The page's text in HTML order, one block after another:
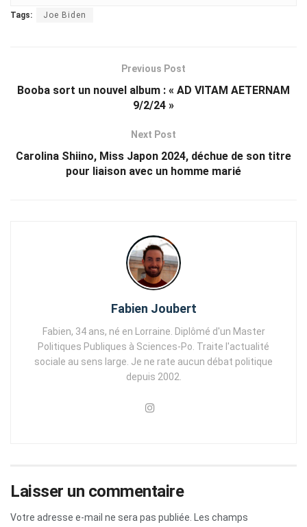
Tags: Joe Biden
Previous Post
Booba sort un nouvel album : « AD VITAM AETERNAM
9/2/24 »
Next Post
Carolina Shiino, Miss Japon 2024, déchue de son titre
pour liaison avec un homme marié
Fabien Joubert
Fabien, 34 ans, né en Lorraine. Diplômé d'un Master
Politiques Publiques à Sciences-Po. Traite l'actualité
sociale au sens large. Je ne rate aucun débat politique
depuis 2002.
Laisser un commentaire
Votre adresse e-mail ne sera pas publiée.
Les champs